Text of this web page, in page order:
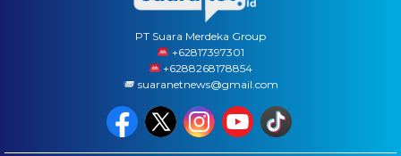
PT Suara Merdeka Group
‪+62817397301
+6288268178854
suaranetnews@gmail.com